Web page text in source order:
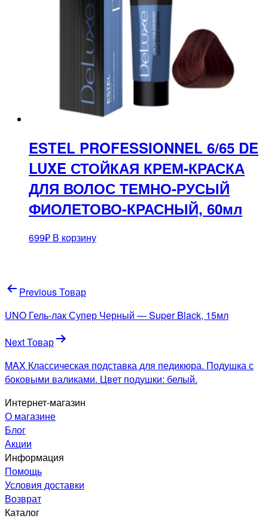
ESTEL PROFESSIONNEL 6/65 DE
LUXE СТОЙКАЯ КРЕМ-КРАСКА
ДЛЯ ВОЛОС ТЕМНО-РУСЫЙ
ФИОЛЕТОВО-КРАСНЫЙ, 60мл
699₽ В корзину
Навигация
по
записям
Previous Товар
UNO Гель-лак Супер Черный — Super Black, 15мл
Next Товар
MAX Классическая подставка для педикюра. Подушка с
боковыми валиками. Цвет подушки: белый.
Интернет-магазин
О магазине
Блог
Акции
Информация
Помощь
Условия доставки
Возврат
Каталог